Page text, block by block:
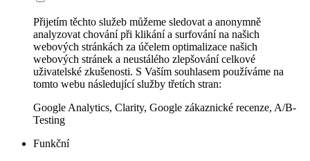
Přijetím těchto služeb můžeme sledovat a anonymně
analyzovat chování při klikání a surfování na našich
webových stránkách za účelem optimalizace našich
webových stránek a neustálého zlepšování celkové
uživatelské zkušenosti. S Vaším souhlasem používáme na
tomto webu následující služby třetích stran:
Google Analytics, Clarity, Google zákaznické recenze, A/B-
Testing
Funkční